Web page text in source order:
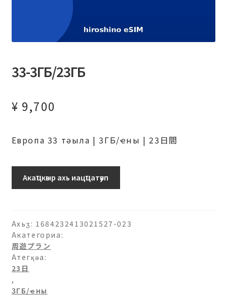
33-3ГБ/23ГБ
¥ 9,700
Европа 33 тәыла | 3ГБ/ҽны | 23日間
パ
33-
3ГБ/
日-23
日
ашәагаа
Акаҵкәыр ахь иацҵатәуп
Ахьӡ: 1684232413021527-023
Акатегориа:
周遊プラン
Атегқәа:
23日
,
3ГБ/ҽны